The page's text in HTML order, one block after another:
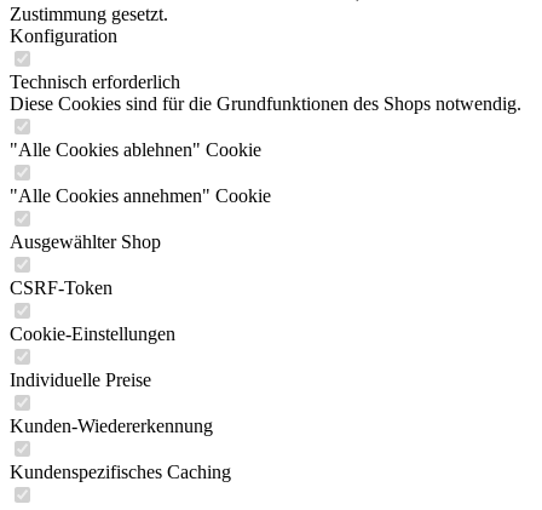
Zustimmung gesetzt.
Konfiguration
Technisch erforderlich
Diese Cookies sind für die Grundfunktionen des Shops notwendig.
"Alle Cookies ablehnen" Cookie
"Alle Cookies annehmen" Cookie
Ausgewählter Shop
CSRF-Token
Cookie-Einstellungen
Individuelle Preise
Kunden-Wiedererkennung
Kundenspezifisches Caching